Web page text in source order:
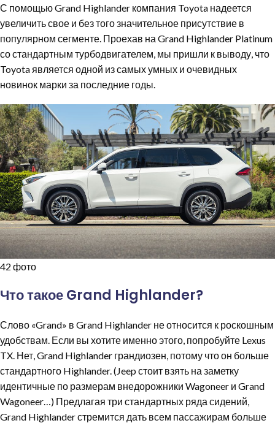
С помощью Grand Highlander компания Toyota надеется
увеличить свое и без того значительное присутствие в
популярном сегменте. Проехав на Grand Highlander Platinum
со стандартным турбодвигателем, мы пришли к выводу, что
Toyota является одной из самых умных и очевидных
новинок марки за последние годы.
42 фото
Что такое Grand Highlander?
Слово «Grand» в Grand Highlander не относится к роскошным
удобствам. Если вы хотите именно этого, попробуйте Lexus
TX. Нет, Grand Highlander грандиозен, потому что он больше
стандартного Highlander. (Jeep стоит взять на заметку
идентичные по размерам внедорожники Wagoneer и Grand
Wagoneer…) Предлагая три стандартных ряда сидений,
Grand Highlander стремится дать всем пассажирам больше